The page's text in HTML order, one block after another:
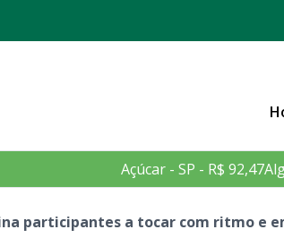
Açúcar - SP - R$ 92,47
participantes a tocar com ritmo e